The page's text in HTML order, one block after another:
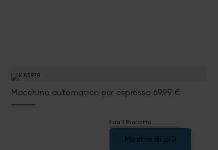
Macchina automatica per espresso 69,99 €
1 da 1 Prodotto
Mostra di più